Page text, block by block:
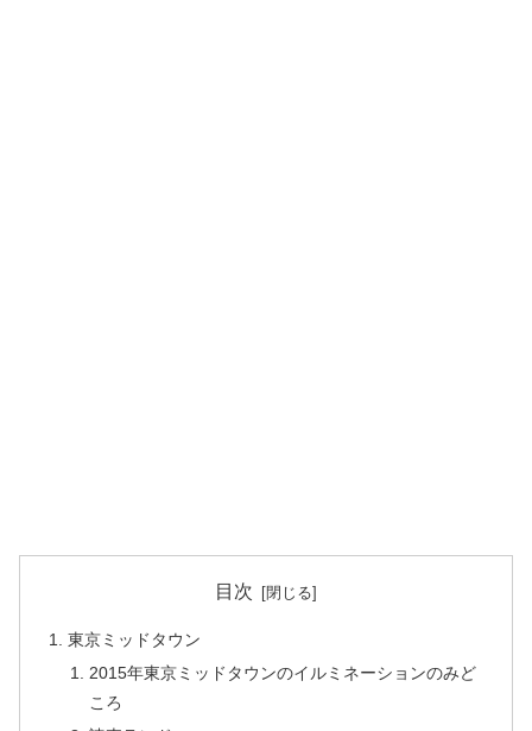
目次
東京ミッドタウン
2015年東京ミッドタウンのイルミネーションのみど
ころ